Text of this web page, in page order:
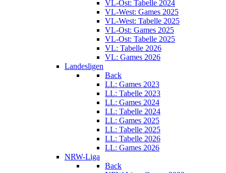
VL-Ost: Tabelle 2024
VL-West: Games 2025
VL-West: Tabelle 2025
VL-Ost: Games 2025
VL-Ost: Tabelle 2025
VL: Tabelle 2026
VL: Games 2026
Landesligen
Back
LL: Games 2023
LL: Tabelle 2023
LL: Games 2024
LL: Tabelle 2024
LL: Games 2025
LL: Tabelle 2025
LL: Tabelle 2026
LL: Games 2026
NRW-Liga
Back